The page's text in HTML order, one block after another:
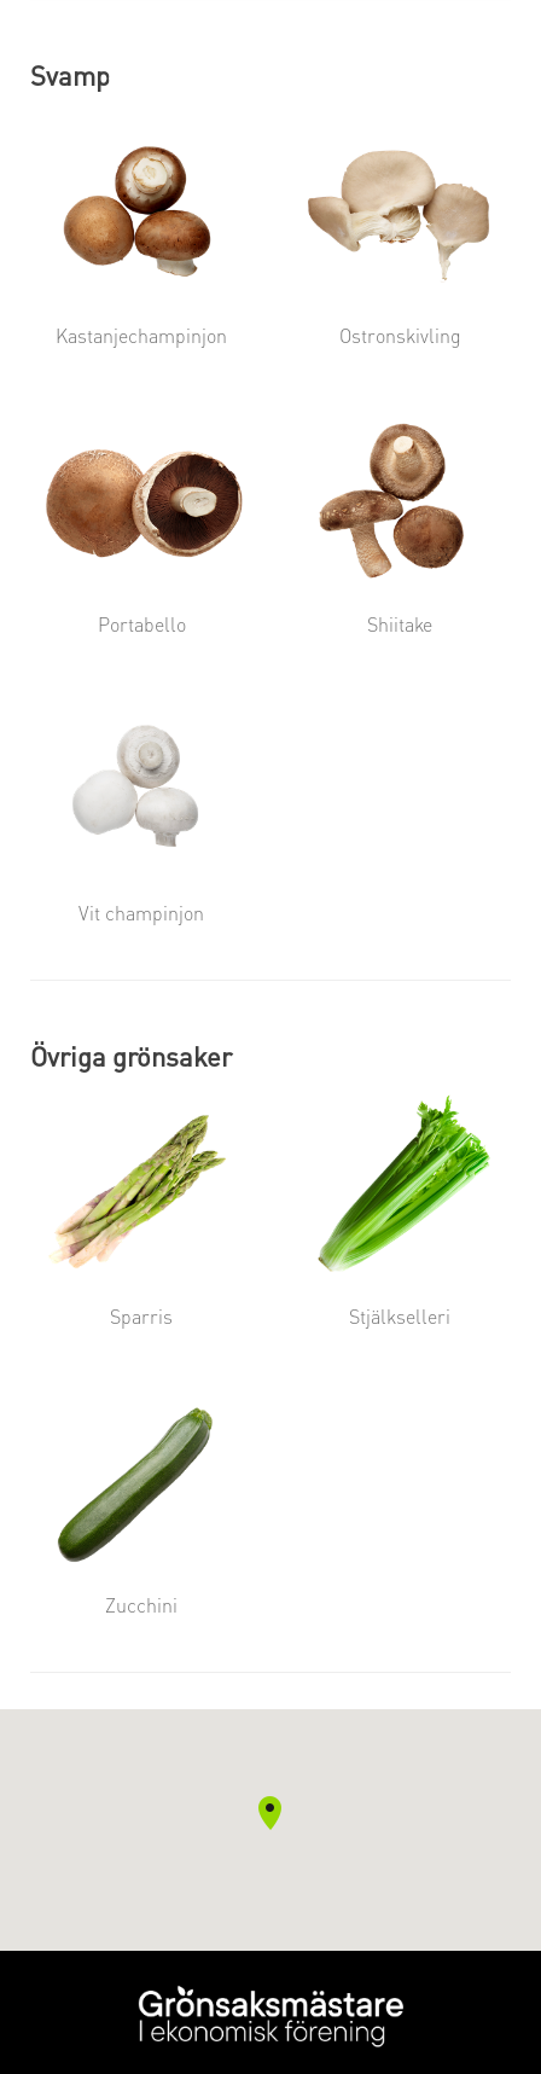
Svamp
Kastanjechampinjon Ostronskivling
Portabello Shiitake
Vit champinjon
Övriga grönsaker
Sparris Stjälkselleri
Zucchini